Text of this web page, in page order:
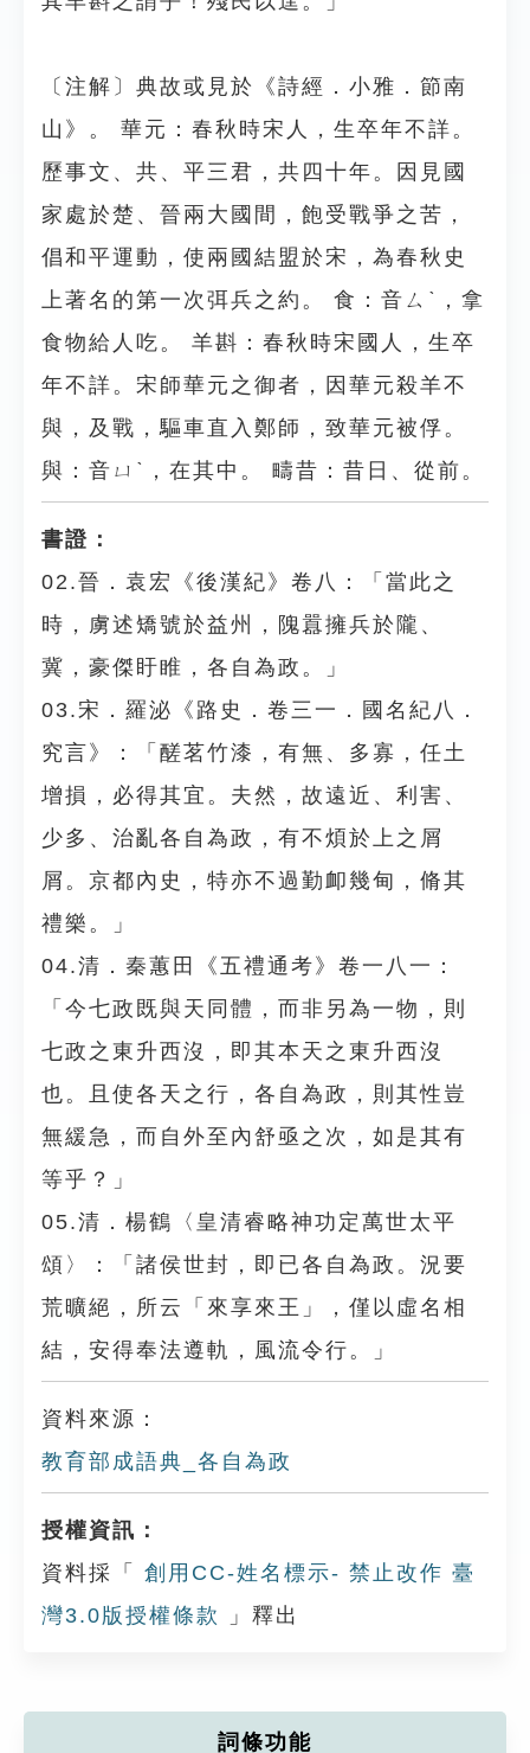
〔注解〕典故或見於《詩經．小雅．節南
山》。 華元：春秋時宋人，生卒年不詳。
歷事文、共、平三君，共四十年。因見國
家處於楚、晉兩大國間，飽受戰爭之苦，
倡和平運動，使兩國結盟於宋，為春秋史
上著名的第一次弭兵之約。 食：音ㄙˋ，拿
食物給人吃。 羊斟：春秋時宋國人，生卒
年不詳。宋師華元之御者，因華元殺羊不
與，及戰，驅車直入鄭師，致華元被俘。
與：音ㄩˋ，在其中。 疇昔：昔日、從前。
書證：
02.晉．袁宏《後漢紀》卷八：「當此之
時，虜述矯號於益州，隗囂擁兵於隴、
冀，豪傑盱睢，各自為政。」
03.宋．羅泌《路史．卷三一．國名紀八．
究言》：「醝茗竹漆，有無、多寡，任土
增損，必得其宜。夫然，故遠近、利害、
少多、治亂各自為政，有不煩於上之屑
屑。京都內史，特亦不過勤卹幾甸，脩其
禮樂。」
04.清．秦蕙田《五禮通考》卷一八一：
「今七政既與天同體，而非另為一物，則
七政之東升西沒，即其本天之東升西沒
也。且使各天之行，各自為政，則其性豈
無緩急，而自外至內舒亟之次，如是其有
等乎？」
05.清．楊鶴〈皇清睿略神功定萬世太平
頌〉：「諸侯世封，即已各自為政。況要
荒曠絕，所云「來享來王」，僅以虛名相
結，安得奉法遵軌，風流令行。」
資料來源：
教育部成語典_各自為政
授權資訊：
資料採「
創用CC-姓名標示- 禁止改作 臺
灣3.0版授權條款
」釋出
詞條功能